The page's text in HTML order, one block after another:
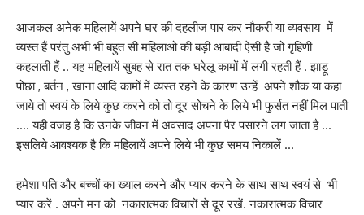
आजकल अनेक महिलायें अपने घर की दहलीज पार कर नौकरी या व्यवसाय में
व्यस्त हैं परंतु अभी भी बहुत सी महिलाओ की बड़ी आबादी ऐसी है जो गृहिणी
कहलाती हैं .. यह महिलायें सुबह से रात तक घरेलू कामों में लगी रहती हैं . झाड़ू
पोछा , बर्तन , खाना आदि कामों में व्यस्त रहने के कारण उन्हें अपने शौक या कहा
जाये तो स्वयं के लिये कुछ करने को तो दूर सोचने के लिये भी फुर्सत नहीं मिल पाती
…. यही वजह है कि उनके जीवन में अवसाद अपना पैर पसारने लग जाता है …
इसलिये आवश्यक है कि महिलायें अपने लिये भी कुछ समय निकालें …
हमेशा पति और बच्चों का ख्याल करने और प्यार करने के साथ साथ स्वयं से भी
प्यार करें . अपने मन को नकारात्मक विचारों से दूर रखें. नकारात्मक विचार